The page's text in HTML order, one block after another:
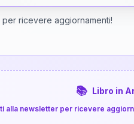
ricevere aggiornamenti!
📚 Libro in
alla newsletter per ricevere